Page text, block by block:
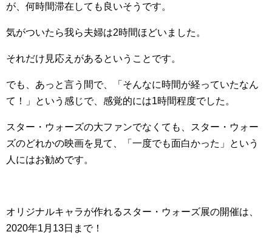
が、何時間滞在しても良いそうです。
気がついたら我ら夫婦は2時間ほどいました。
それだけ見応えがあるということです。
でも、あっと言う間で、「そんなに時間が経っていたなん
て！」という感じで、感覚的には1時間程度でした。
スター・ウォーズの大ファンでなくても、スター・ウォー
ズのどれかの映画を見て、「一度でも面白かった」という
人にはお勧めです。
オリジナルキャラが作れるスター・ウォーズ展の開催は、
2020年1月13日まで！